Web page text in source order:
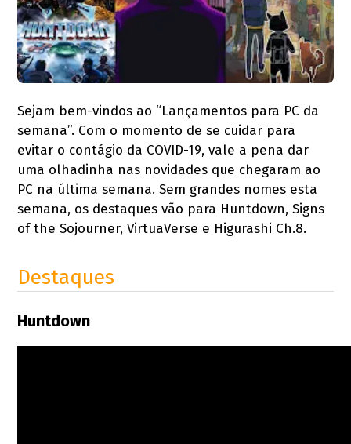
Sejam bem-vindos ao “Lançamentos para PC da
semana”. Com o momento de se cuidar para
evitar o contágio da COVID-19, vale a pena dar
uma olhadinha nas novidades que chegaram ao
PC na última semana. Sem grandes nomes esta
semana, os destaques vão para Huntdown, Signs
of the Sojourner, VirtuaVerse e Higurashi Ch.8.
Destaques
Huntdown